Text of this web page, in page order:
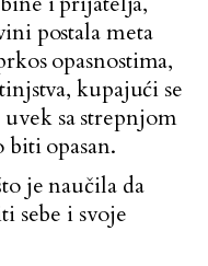
postala meta
opasnostima,
kupajući se
sa strepnjom
biti opasan.
je naučila da
sebe i svoje